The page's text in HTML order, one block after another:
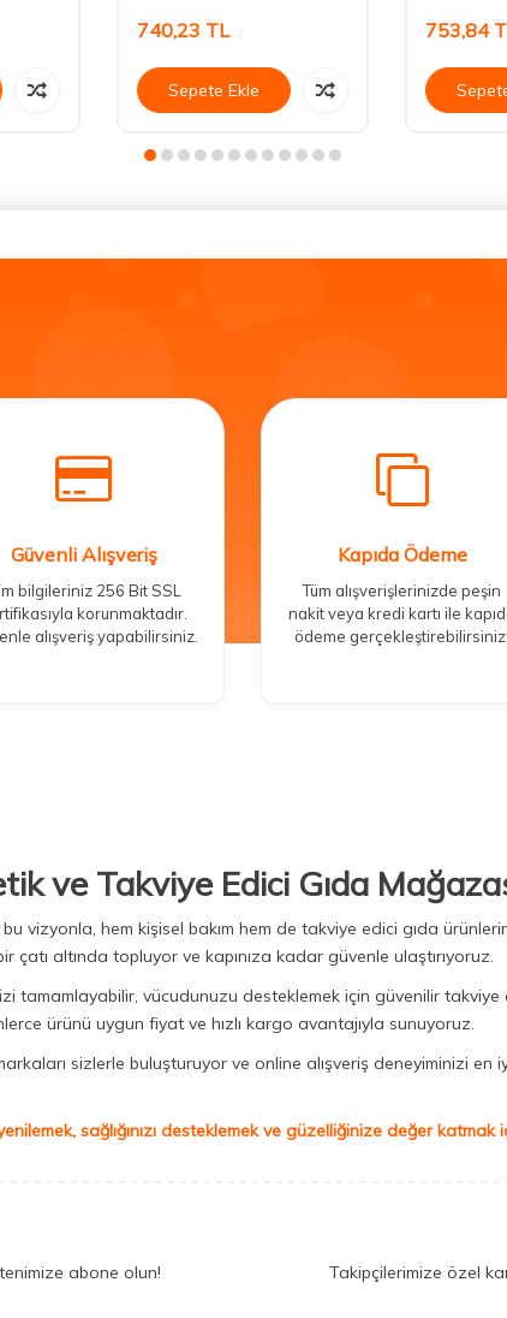
740,23 TL
Sepete Ekle
753,84
Güvenli Alışveriş
bilgileriniz 256 Bit SSL
korunmaktadır.
alışveriş yapabilirsiniz.
Kapıda Ödeme
Tüm alışverişlerinizde peşin
nakit veya kredi kartı ile
ödeme gerçekleştirebilirsiniz.
ve Takviye Edici Gıda
vizyonla, hem kişisel bakım hem de takviye edici gıda
çatı altında topluyor ve kapınıza kadar güvenle ulaştırıyoruz.
tamamlayabilir, vücudunuzu desteklemek için güvenilir takviye
ürünü uygun fiyat ve hızlı kargo avantajıyla sunuyoruz.
sizlerle buluşturuyor ve online alışveriş deneyiminizi en
sağlığınızı desteklemek ve güzelliğinize değer katmak
abone olun! Takipçilerimize özel